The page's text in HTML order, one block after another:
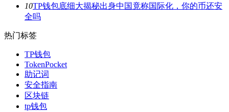
10TP钱包底细大揭秘出身中国竟称国际化，你的币还安
全吗
热门标签
TP钱包
TokenPocket
助记词
安全指南
区块链
tp钱包